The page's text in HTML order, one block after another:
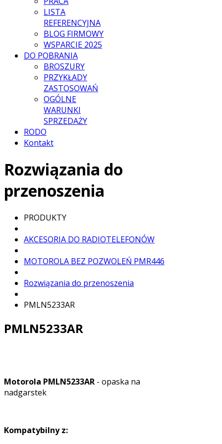
LISTA
REFERENCYJNA
BLOG FIRMOWY
WSPARCIE 2025
DO POBRANIA
BROSZURY
PRZYKŁADY
ZASTOSOWAŃ
OGÓLNE
WARUNKI
SPRZEDAŻY
RODO
Kontakt
Rozwiązania do
przenoszenia
PRODUKTY
AKCESORIA DO RADIOTELEFONÓW
MOTOROLA BEZ POZWOLEŃ PMR446
Rozwiązania do przenoszenia
PMLN5233AR
PMLN5233AR
Motorola PMLN5233AR - opaska na
nadgarstek
Kompatybilny z: